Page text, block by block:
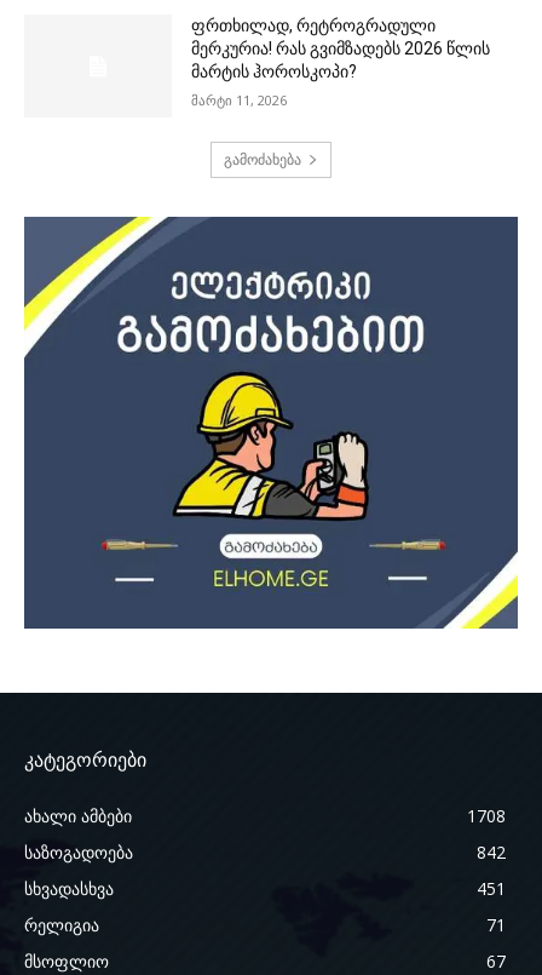
ფრთხილად, რეტროგრადული
მერკურია! რას გვიმზადებს 2026 წლის
მარტის ჰოროსკოპი?
მარტი 11, 2026
გამოძახება
კატეგორიები
ახალი ამბები
1708
საზოგადოება
842
სხვადასხვა
451
რელიგია
71
მსოფლიო
67